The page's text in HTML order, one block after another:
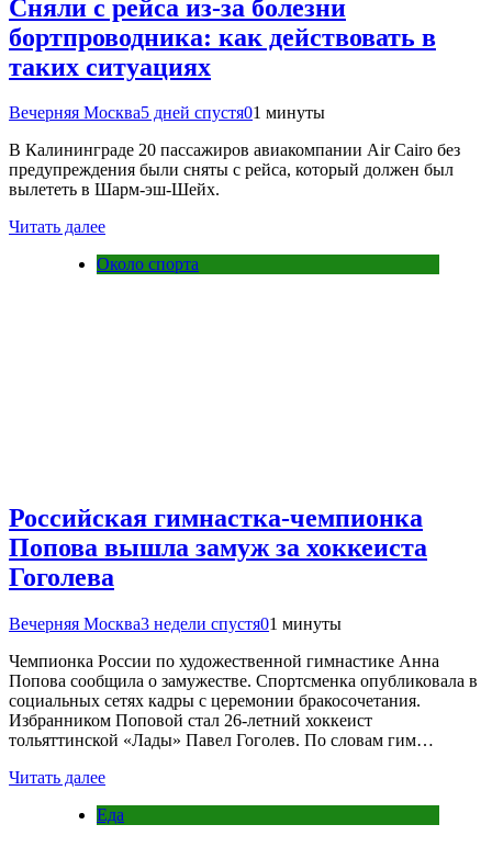
Сняли с рейса из-за болезни
бортпроводника: как действовать в
таких ситуациях
Вечерняя Москва5 дней спустя01 минуты
В Калининграде 20 пассажиров авиакомпании Air Cairo без
предупреждения были сняты с рейса, который должен был
вылететь в Шарм-эш-Шейх.
Читать далее
Около спорта
Российская гимнастка-чемпионка
Попова вышла замуж за хоккеиста
Гоголева
Вечерняя Москва3 недели спустя01 минуты
Чемпионка России по художественной гимнастике Анна
Попова сообщила о замужестве. Спортсменка опубликовала в
социальных сетях кадры с церемонии бракосочетания.
Избранником Поповой стал 26-летний хоккеист
тольяттинской «Лады» Павел Гоголев. По словам гим…
Читать далее
Еда